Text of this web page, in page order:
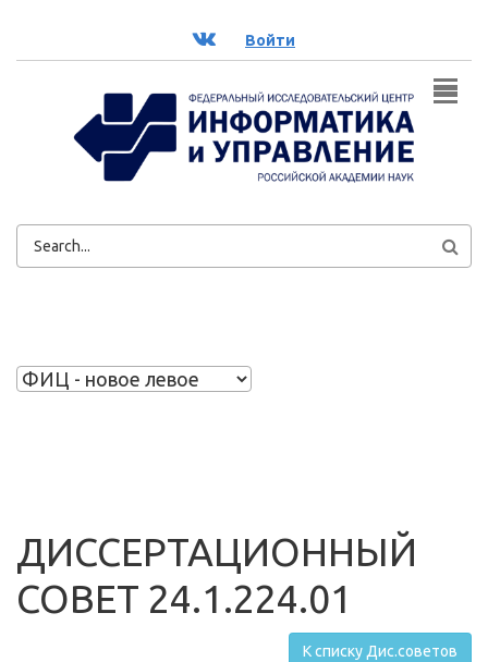
ВК Войти
ФОРМА
ДИССЕРТАЦИОННЫЙ
СОВЕТ 24.1.224.01
К списку Дис.советов